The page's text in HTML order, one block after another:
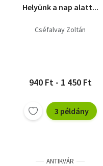
Helyünk a nap alatt...
Cséfalvay Zoltán
940 Ft - 1 450 Ft
3 példány
ANTIKVÁR